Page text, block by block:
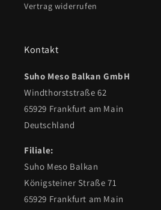
Vertrag widerrufen
Kontakt
Suho Meso Balkan GmbH
Windthorststraße 62
65929 Frankfurt am Main
Deutschland
Filiale:
Suho Meso Balkan
Königsteiner Straße 71
65929 Frankfurt am Main